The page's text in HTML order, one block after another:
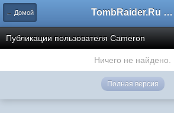
← Домой TombRaider.Ru - Форумы
Публикации пользователя Cameron
Ничего не найдено.
Полная версия